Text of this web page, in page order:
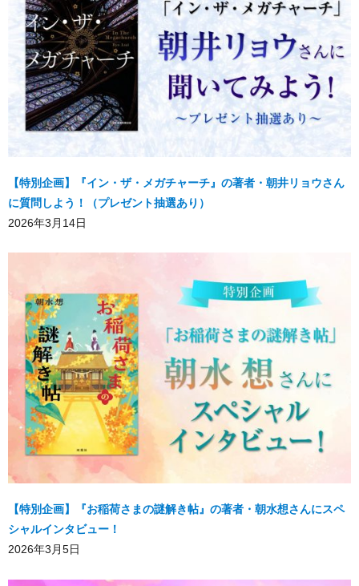
【特別企画】『イン・ザ・メガチャーチ』の著者・朝井リョウさん
に質問しよう！（プレゼント抽選あり）
2026年3月14日
【特別企画】『お稲荷さまの謎解き帖』の著者・朝水想さんにスペ
シャルインタビュー！
2026年3月5日